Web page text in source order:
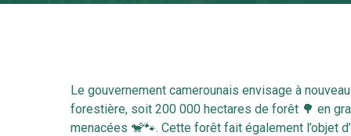
Le gouvernement camerounais envisage à
forestière, soit 200 000 hectares de forêt 🌳 en
menacées 🐒🐾. Cette forêt fait également l’objet